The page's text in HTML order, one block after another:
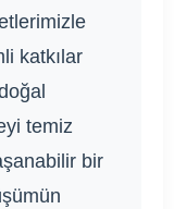
katkılar
temiz
bir